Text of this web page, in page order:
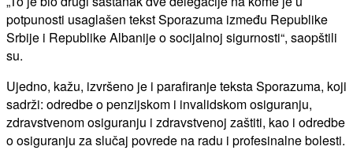
potpunosti usaglašen tekst Sporazuma između Republike
Srbije i Republike Albanije o socijalnoj sigurnosti“, saopštili
su.
Ujedno, kažu, izvršeno je i parafiranje teksta Sporazuma, koji
sadrži: odredbe o penzijskom i invalidskom osiguranju,
zdravstvenom osiguranju i zdravstvenoj zaštiti, kao i odredbe
o osiguranju za slučaj povrede na radu i profesinalne bolesti.